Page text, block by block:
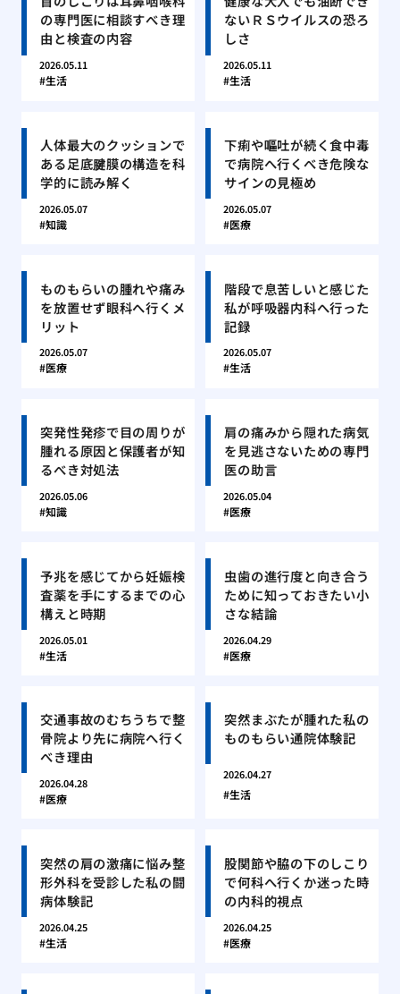
の専門医に相談すべき理
由と検査の内容
2026.05.11
生活
ないＲＳウイルスの恐ろ
しさ
2026.05.11
生活
人体最大のクッションで
ある足底腱膜の構造を科
学的に読み解く
2026.05.07
知識
下痢や嘔吐が続く食中毒
で病院へ行くべき危険な
サインの見極め
2026.05.07
医療
ものもらいの腫れや痛み
を放置せず眼科へ行くメ
リット
2026.05.07
医療
階段で息苦しいと感じた
私が呼吸器内科へ行った
記録
2026.05.07
生活
突発性発疹で目の周りが
腫れる原因と保護者が知
るべき対処法
2026.05.06
知識
肩の痛みから隠れた病気
を見逃さないための専門
医の助言
2026.05.04
医療
予兆を感じてから妊娠検
査薬を手にするまでの心
構えと時期
2026.05.01
生活
虫歯の進行度と向き合う
ために知っておきたい小
さな結論
2026.04.29
医療
交通事故のむちうちで整
骨院より先に病院へ行く
べき理由
2026.04.28
医療
突然まぶたが腫れた私の
ものもらい通院体験記
2026.04.27
生活
突然の肩の激痛に悩み整
形外科を受診した私の闘
病体験記
2026.04.25
生活
股関節や脇の下のしこり
で何科へ行くか迷った時
の内科的視点
2026.04.25
医療